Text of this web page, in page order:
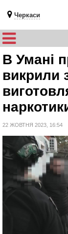
Черкаси
В Умані
викрили
22 ЖОВТНЯ 2023, 16:54